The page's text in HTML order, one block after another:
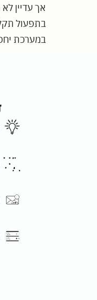
אך עדיין
בתפעול
במערכת